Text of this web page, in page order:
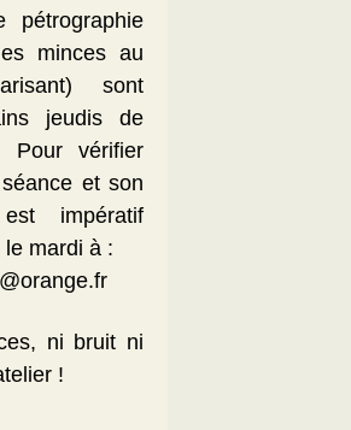
pétrographie
minces au
sont
jeudis de
Pour vérifier
séance et son
impératif
le mardi à :
ni bruit ni
!